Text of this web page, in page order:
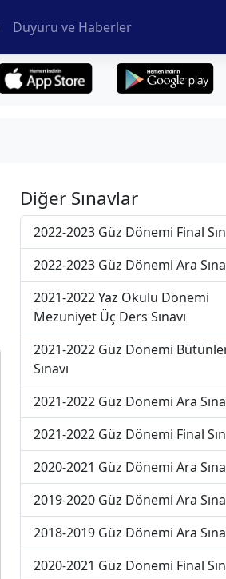
Duyuru ve Haberler
Diğer Sınavlar
2022-2023 Güz Dönemi Final
2022-2023 Güz Dönemi Ara
2021-2022 Yaz Okulu Dönemi
Mezuniyet Üç Ders Sınavı
2021-2022 Güz Dönemi
Sınavı
2021-2022 Güz Dönemi Ara
2021-2022 Güz Dönemi Final
2020-2021 Güz Dönemi Ara
2019-2020 Güz Dönemi Ara
2018-2019 Güz Dönemi Ara
2020-2021 Güz Dönemi Final